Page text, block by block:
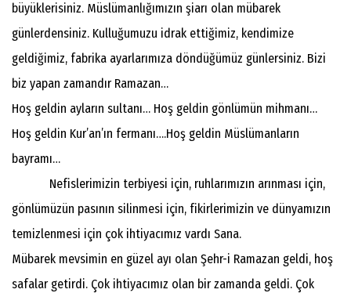
büyüklerisiniz. Müslümanlığımızın şiarı olan mübarek
günlerdensiniz. Kulluğumuzu idrak ettiğimiz, kendimize
geldiğimiz, fabrika ayarlarımıza döndüğümüz günlersiniz. Bizi
biz yapan zamandır Ramazan…
Hoş geldin ayların sultanı… Hoş geldin gönlümün mihmanı…
Hoş geldin Kur’an’ın fermanı….Hoş geldin Müslümanların
bayramı…
Nefislerimizin terbiyesi için, ruhlarımızın arınması için,
gönlümüzün pasının silinmesi için, fikirlerimizin ve dünyamızın
temizlenmesi için çok ihtiyacımız vardı Sana.
Mübarek mevsimin en güzel ayı olan Şehr-i Ramazan geldi, hoş
safalar getirdi. Çok ihtiyacımız olan bir zamanda geldi. Çok